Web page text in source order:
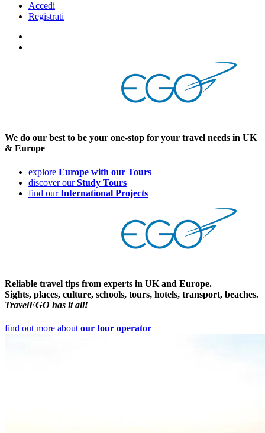
Accedi
Registrati
We do our best to be your one-stop for your travel needs in UK
& Europe
explore Europe with our Tours
discover ourStudy Tours
find ourInternational Projects
Reliable travel tips from experts in UK and Europe.
Sights, places, culture, schools, tours, hotels, transport, beaches.
TravelEGO has it all!
find out more about our tour operator